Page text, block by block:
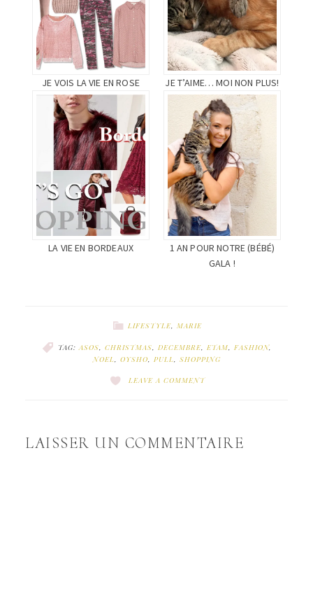
JE VOIS LA VIE EN ROSE JE T’AIME… MOI NON PLUS!
LA VIE EN BORDEAUX
1 AN POUR NOTRE (BÉBÉ)
GALA !
LIFESTYLE, MARIE
TAG:ASOS, CHRISTMAS, DECEMBRE, ETAM, FASHION,
NOEL, OYSHO, PULL, SHOPPING
LEAVE A COMMENT
LAISSER UN COMMENTAIRE